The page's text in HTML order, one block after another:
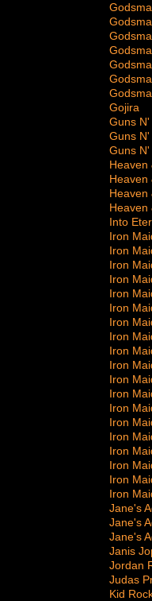
Gojira
Guns N'
Guns N'
Guns N'
Heaven
Heaven
Heaven
Heaven
Into
Iron
Iron
Iron
Iron
Iron
Iron
Iron
Iron
Iron
Iron
Iron
Iron
Iron
Iron
Iron
Iron
Iron
Iron
Iron
Jane's
Jane's
Jane's
Janis
Jordan
Judas
Kid